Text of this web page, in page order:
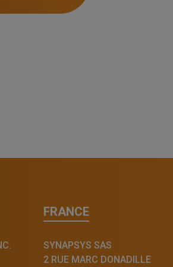
FRANCE
SYNAPSYS SAS
2 RUE MARC DONADILLE